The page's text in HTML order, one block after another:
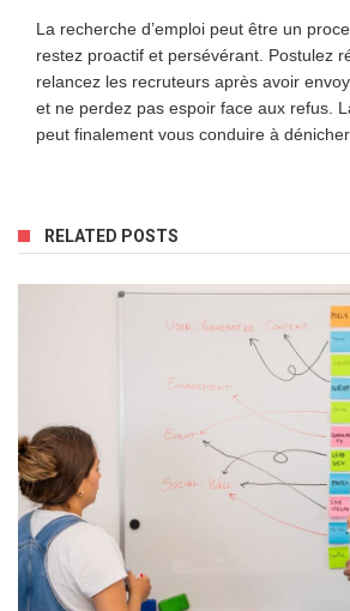
La recherche d’emploi peut être un
restez proactif et persévérant. Postulez
relancez les recruteurs après avoir
et ne perdez pas espoir face aux refus.
peut finalement vous conduire à
RELATED POSTS